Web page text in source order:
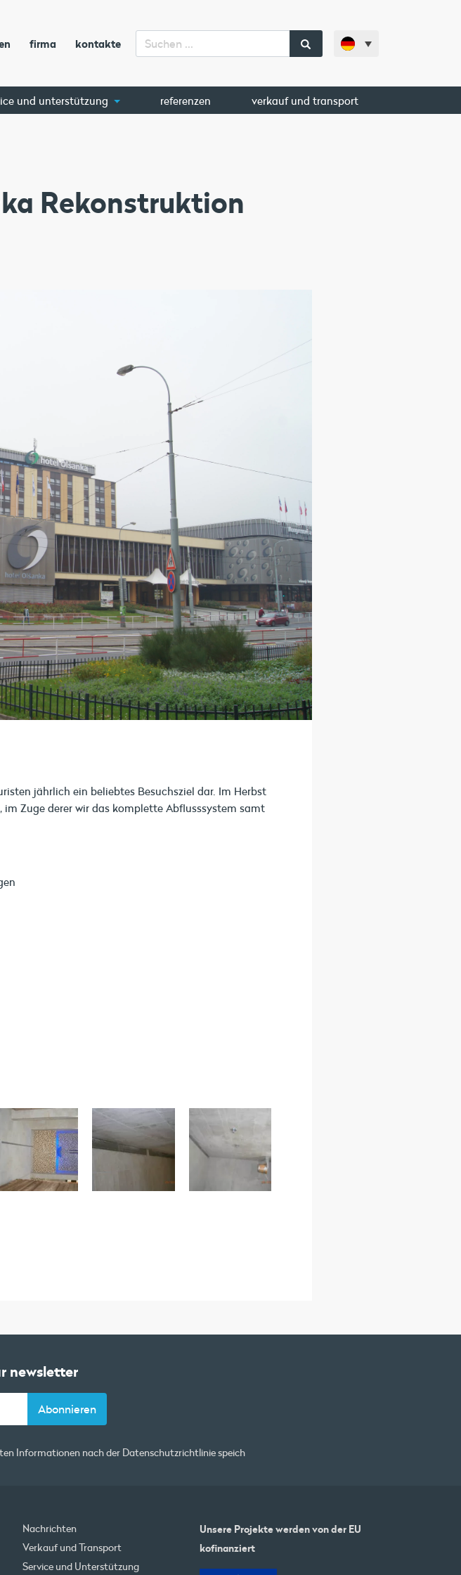
firma kontakte
und unterstützung referenzen verkauf und transport
Rekonstruktion
jährlich ein beliebtes Besuchsziel dar. Im Herbst
im Zuge derer wir das komplette Abflusssystem samt
newsletter
Informationen nach der Datenschutzrichtliniespeich
Nachrichten
Verkauf und Transport
Service und Unterstützung
Unsere Projekte werden von der EU
kofinanziert